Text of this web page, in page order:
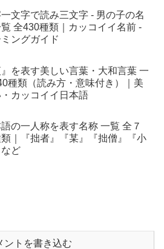
文字で読み三文字 - 男の子の名
全430種類｜カッコイイ名前 -
ングガイド
』を表す美しい言葉・大和言葉 一
種類（読み方・意味付き）｜美
・カッコイイ日本語
語の一人称を表す名称 一覧 全７
類｜『拙者』『某』『拙僧』『小
ど
ントを書き込む